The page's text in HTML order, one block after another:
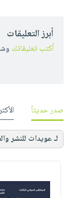
أبرز التعليقات
أكتب تعليقاتك
صدر حديثاً
لـ عويدات للنشر